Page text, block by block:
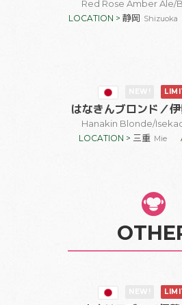
Red Rose Amber Ale/
LOCATION > 静岡 Shizuoka
はなきんブロンド／
Hanakin Blonde/
LOCATION > 三重 Mie